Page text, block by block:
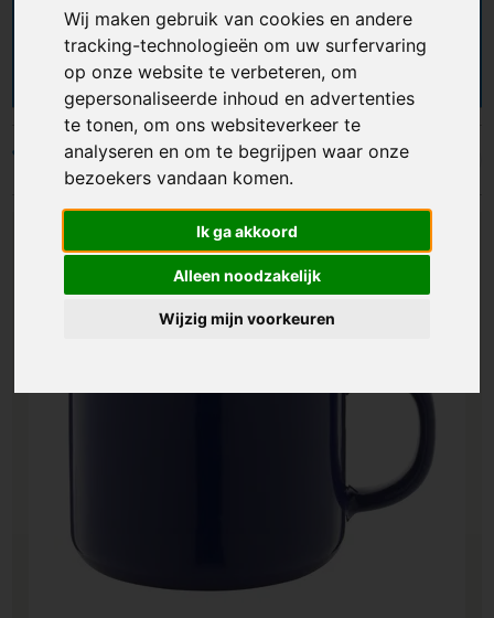
Wij maken gebruik van cookies en andere
tracking-technologieën om uw surfervaring
op onze website te verbeteren, om
gepersonaliseerde inhoud en advertenties
te tonen, om ons websiteverkeer te
analyseren en om te begrijpen waar onze
bezoekers vandaan komen.
Ik ga akkoord
Alleen noodzakelijk
Wijzig mijn voorkeuren
Relatiegeschenken tot 5
euro
Filters